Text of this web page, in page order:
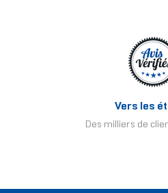
Vers les
Des milliers de